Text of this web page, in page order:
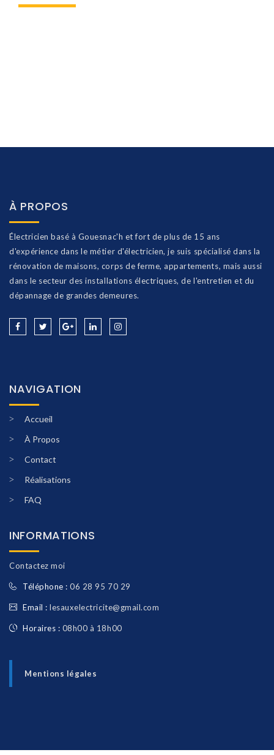
À PROPOS
Électricien basé à Gouesnac'h et fort de plus de 15 ans
d'expérience dans le métier d'électricien, je suis spécialisé dans la
rénovation de maisons, corps de ferme, appartements, mais aussi
dans le secteur des installations électriques, de l'entretien et du
dépannage de grandes demeures.
NAVIGATION
Accueil
À Propos
Contact
Réalisations
FAQ
INFORMATIONS
Contactez moi
Téléphone : 06 28 95 70 29
Email : lesauxelectricite@gmail.com
Horaires : 08h00 à 18h00
Mentions légales